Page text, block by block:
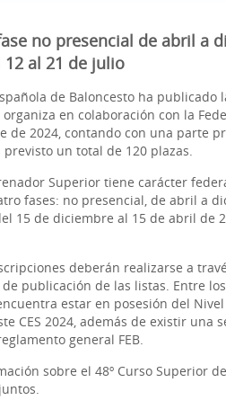
no presencial de abril a
12 al 21 de julio
de Baloncesto ha
organiza en colaboración con la
de 2024, contando con una parte
un total de 120 plazas.
Superior tiene carácter
fases: no presencial, de abril a
15 de diciembre al 15 de abril de
deberán realizarse a
publicación de las listas. Entre
estar en posesión del
CES 2024, además de existir
general FEB.
sobre el 48º Curso Superior